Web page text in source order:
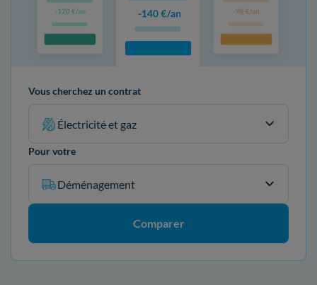
Vous cherchez un contrat
Électricité et gaz
Pour votre
Déménagement
Comparer